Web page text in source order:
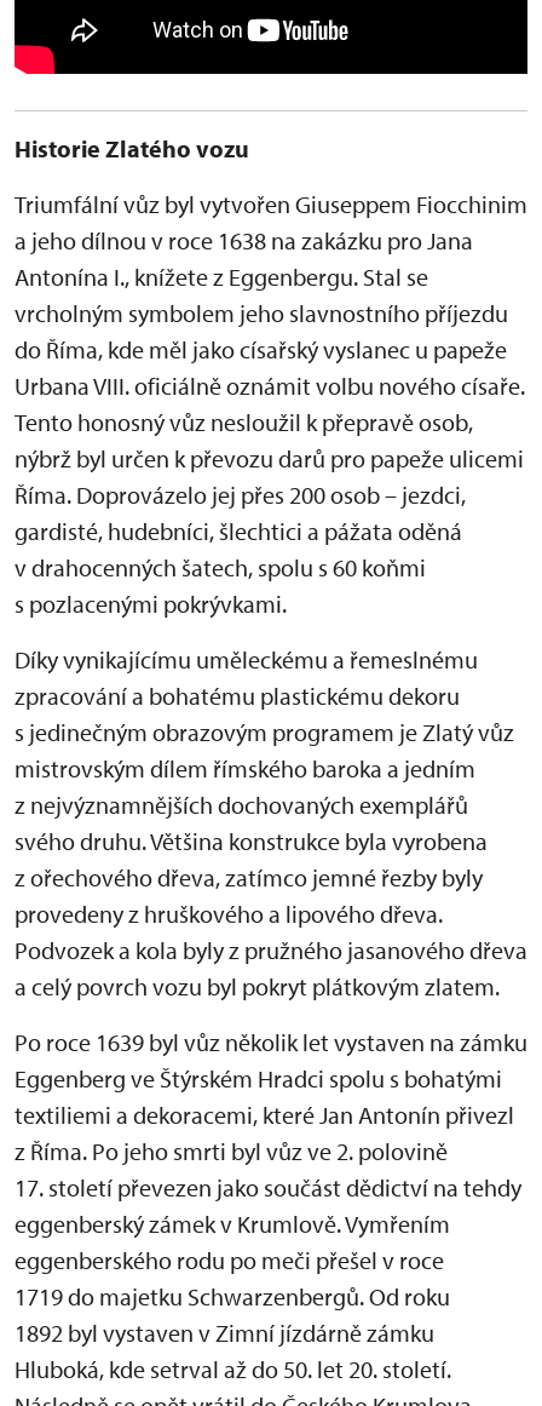
Historie Zlatého vozu
Triumfální vůz byl vytvořen Giuseppem Fiocchinim
a jeho dílnou v roce 1638 na zakázku pro Jana
Antonína I., knížete z Eggenbergu. Stal se
vrcholným symbolem jeho slavnostního příjezdu
do Říma, kde měl jako císařský vyslanec u papeže
Urbana VIII. oficiálně oznámit volbu nového císaře.
Tento honosný vůz nesloužil k přepravě osob,
nýbrž byl určen k převozu darů pro papeže ulicemi
Říma. Doprovázelo jej přes 200 osob – jezdci,
gardisté, hudebníci, šlechtici a pážata oděná
v drahocenných šatech, spolu s 60 koňmi
s pozlacenými pokrývkami.
Díky vynikajícímu uměleckému a řemeslnému
zpracování a bohatému plastickému dekoru
s jedinečným obrazovým programem je Zlatý vůz
mistrovským dílem římského baroka a jedním
z nejvýznamnějších dochovaných exemplářů
svého druhu. Většina konstrukce byla vyrobena
z ořechového dřeva, zatímco jemné řezby byly
provedeny z hruškového a lipového dřeva.
Podvozek a kola byly z pružného jasanového dřeva
a celý povrch vozu byl pokryt plátkovým zlatem.
Po roce 1639 byl vůz několik let vystaven na zámku
Eggenberg ve Štýrském Hradci spolu s bohatými
textiliemi a dekoracemi, které Jan Antonín přivezl
z Říma. Po jeho smrti byl vůz ve 2. polovině
17. století převezen jako součást dědictví na tehdy
eggenberský zámek v Krumlově. Vymřením
eggenberského rodu po meči přešel v roce
1719 do majetku Schwarzenbergů. Od roku
1892 byl vystaven v Zimní jízdárně zámku
Hluboká, kde setrval až do 50. let 20. století.